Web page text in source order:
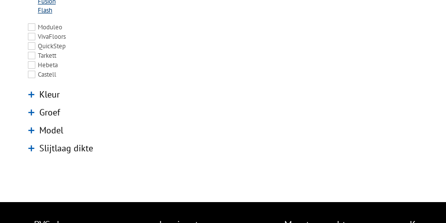
Flash
Moduleo
VivaFloors
QuickStep
Tarkett
Hebeta
Castell
Kleur
Groef
Model
Slijtlaag dikte